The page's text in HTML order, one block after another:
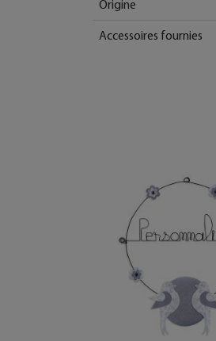
Origine
Accessoires fournies